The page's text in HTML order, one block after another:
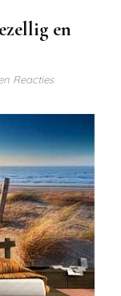
en
Reacties